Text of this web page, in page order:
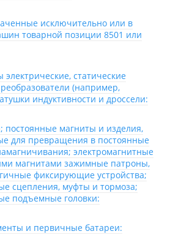
исключительно или в
товарной позиции 8501 или
статические
(например,
индуктивности и дроссели:
постоянные магниты и изделия,
для превращения в постоянные
электромагнитные
магнитами зажимные патроны,
фиксирующие устройства;
сцепления, муфты и тормоза;
подъемные головки:
и первичные батареи: